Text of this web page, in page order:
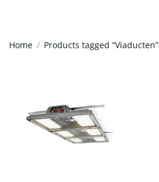
Home Products tagged “Viaducten”